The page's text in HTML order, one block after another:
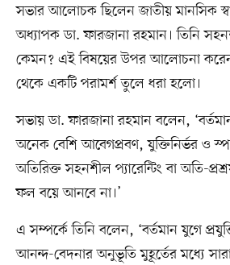
সভার আলোচক ছিলেন জাতীয় মানসিক
অধ্যাপক ডা. ফারজানা রহমান। তিনি
কেমন? এই বিষয়ের উপর আলোচনা
থেকে একটি পরামর্শ তুলে ধরা হলো।
সভায় ডা. ফারজানা রহমান বলেন,
অনেক বেশি আবেগপ্রবণ, যুক্তিনির্ভর ও
অতিরিক্ত সহনশীল প্যারেন্টিং বা অতি-
ফল বয়ে আনবে না।’
এ সম্পর্কে তিনি বলেন, ‘বর্তমান যুগে
আনন্দ-বেদনার অনুভূতি মুহূর্তের মধ্যে